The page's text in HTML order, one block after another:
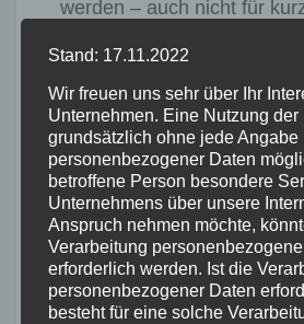
werden – auch nicht für
ausreichender
schnell zum Verstoß gegen
Tierschutzgesetz. Dabei
oder Gedankenlosigkeit
nicht. Man sollte bedenken,
für die Tiere eine Qual ist“,
Nesselberger
Stand: 17.11.2022
Wir freuen uns sehr über Ihr
Unternehmen. Eine Nutzung der
grundsätzlich ohne jede Angabe
personenbezogener Daten
betroffene Person besondere
Unternehmens über unsere
Anspruch nehmen möchte,
Verarbeitung
erforderlich werden. Ist die
personenbezogener Daten
besteht für eine solche